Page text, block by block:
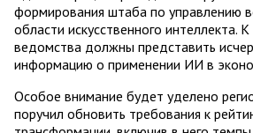
формирования штаба по управлению
области искусственного интеллекта.
ведомства должны представить
информацию о применении ИИ в
Особое внимание будет уделено
поручил обновить требования к